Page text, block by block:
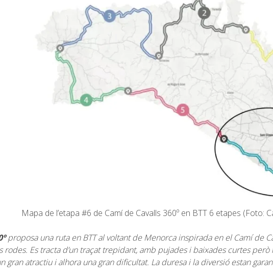
Mapa de l’etapa #6 de Camí de Cavalls 360º en BTT 6 etapes (Foto:
proposa una ruta en BTT al voltant de Menorca inspirada en el Camí de
rodes. Es tracta d’un traçat trepidant, amb pujades i baixades curtes
gran atractiu i alhora una gran dificultat. La duresa i la diversió estan